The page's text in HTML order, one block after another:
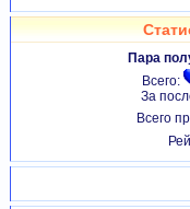
Пара
Всего:
За
Всего